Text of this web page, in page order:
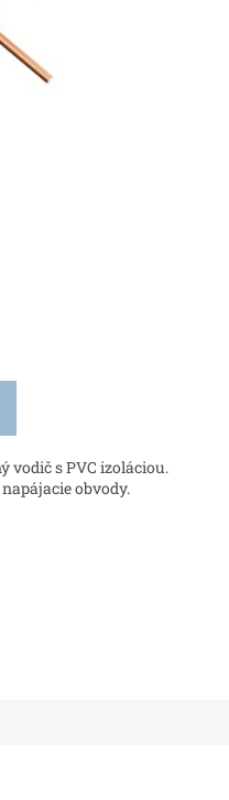
vodič s PVC izoláciou.
obvody.